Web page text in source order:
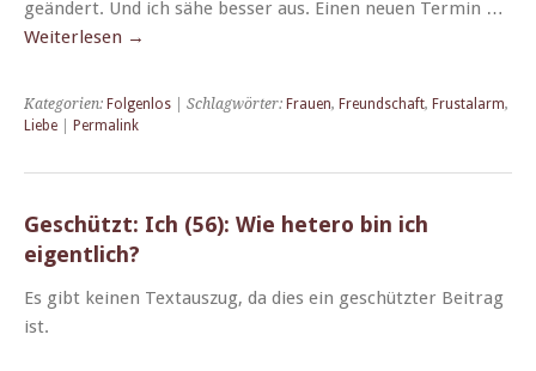
geän­dert. Und ich sähe bess­er aus. Einen neuen Ter­min …
Weit­er­lesen →
Kategorien: Folgenlos | Schlagwörter: Frauen, Freundschaft, Frustalarm,
Liebe
Permalink
Geschützt: Ich (56): Wie hetero bin ich
eigentlich?
Es gibt keinen Tex­tauszug, da dies ein geschützter Beitrag
ist.